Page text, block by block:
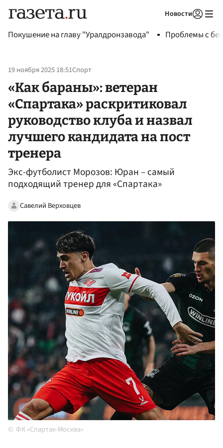
Новости
Покушение на главу "Уралдронзавода" Проблемы с
19 ноября 2025 18:51Спорт
«Как бараны»: ветеран
«Спартака» раскритиковал
руководство клуба и назвал
лучшего кандидата на пост
тренера
Экс-футболист Морозов: Юран – самый
подходящий тренер для «Спартака»
Савелий Верховцев
ФК «Спартак-Москва»